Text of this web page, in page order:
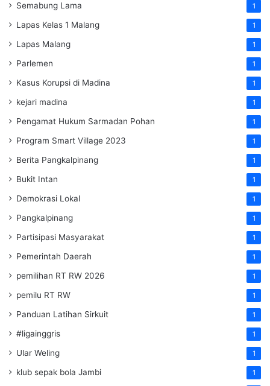
Semabung Lama 1
Lapas Kelas 1 Malang 1
Lapas Malang 1
Parlemen 1
Kasus Korupsi di Madina 1
kejari madina 1
Pengamat Hukum Sarmadan Pohan 1
Program Smart Village 2023 1
Berita Pangkalpinang 1
Bukit Intan 1
Demokrasi Lokal 1
Pangkalpinang 1
Partisipasi Masyarakat 1
Pemerintah Daerah 1
pemilihan RT RW 2026 1
pemilu RT RW 1
Panduan Latihan Sirkuit 1
#ligainggris 1
Ular Weling 1
klub sepak bola Jambi 1